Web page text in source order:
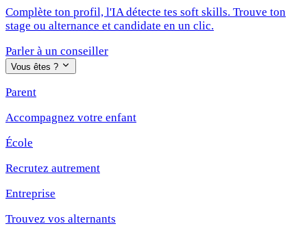
Complète ton profil, l'IA détecte tes soft skills. Trouve ton
stage ou alternance et candidate en un clic.
Parler à un conseiller
Vous êtes ?
Parent
Accompagnez votre enfant
École
Recrutez autrement
Entreprise
Trouvez vos alternants